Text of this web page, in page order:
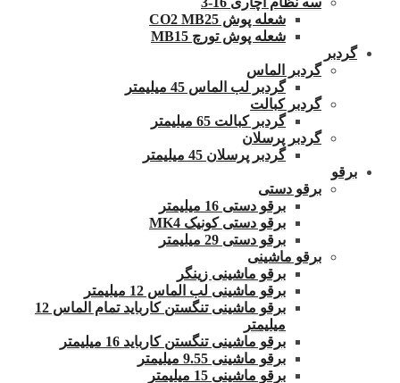
شعله پوش CO2 MB25
شعله پوش تورچ MB15
گردبر
گردبر الماس
گردبر لب الماس 45 میلیمتر
گردبر کبالت
گردبر کبالت 65 میلیمتر
گردبر پرسلان
گردبر پرسلان 45 میلیمتر
برقو
برقو دستی
برقو دستی 16 میلیمتر
برقو دستی کونیک MK4
برقو دستی 29 میلیمتر
برقو ماشینی
برقو ماشینی زینگر
برقو ماشینی لب الماس 12 میلیمتر
برقو ماشینی تنگستن کارباید تمام الماس 12
میلیمتر
برقو ماشینی تنگستن کارباید 16 میلیمتر
برقو ماشینی 9.55 میلیمتر
برقو ماشینی 15 میلیمتر